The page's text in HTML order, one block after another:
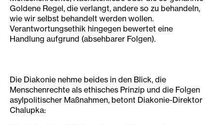
Goldene Regel, die verlangt, andere so zu behandeln,
wie wir selbst behandelt werden wollen.
Verantwortungsethik hingegen bewertet eine
Handlung aufgrund (absehbarer Folgen).
Die Diakonie nehme beides in den Blick, die
Menschenrechte als ethisches Prinzip und die Folgen
asylpolitischer Maßnahmen, betont Diakonie-Direktor
Chalupka: